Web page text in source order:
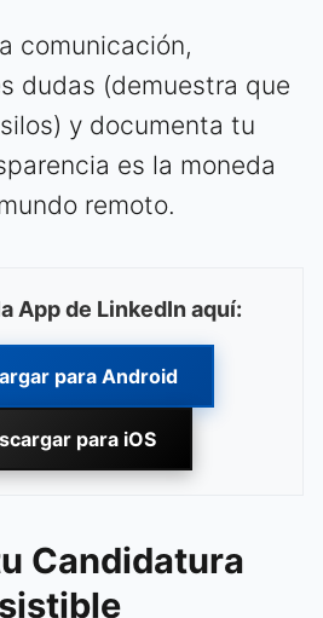
comunicación,
dudas (demuestra que
y documenta tu
es la moneda
remoto.
App de LinkedIn aquí:
para Android
para iOS
Candidatura